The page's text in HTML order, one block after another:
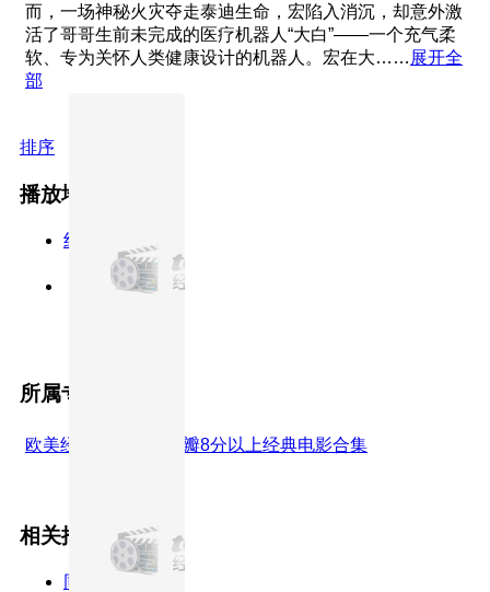
而，一场神秘火灾夺走泰迪生命，宏陷入消沉，却意外激
活了哥哥生前未完成的医疗机器人“大白”——一个充气柔
软、专为关怀人类健康设计的机器人。宏在大…… 展开全
部
排序
播放地址
线路5
所属专题
欧美经典电影合集 豆瓣8分以上经典电影合集
相关推荐
同类型